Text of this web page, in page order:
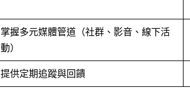
掌握多元媒體管道（社群、影音、線下活
動）
提供定期追蹤與回饋